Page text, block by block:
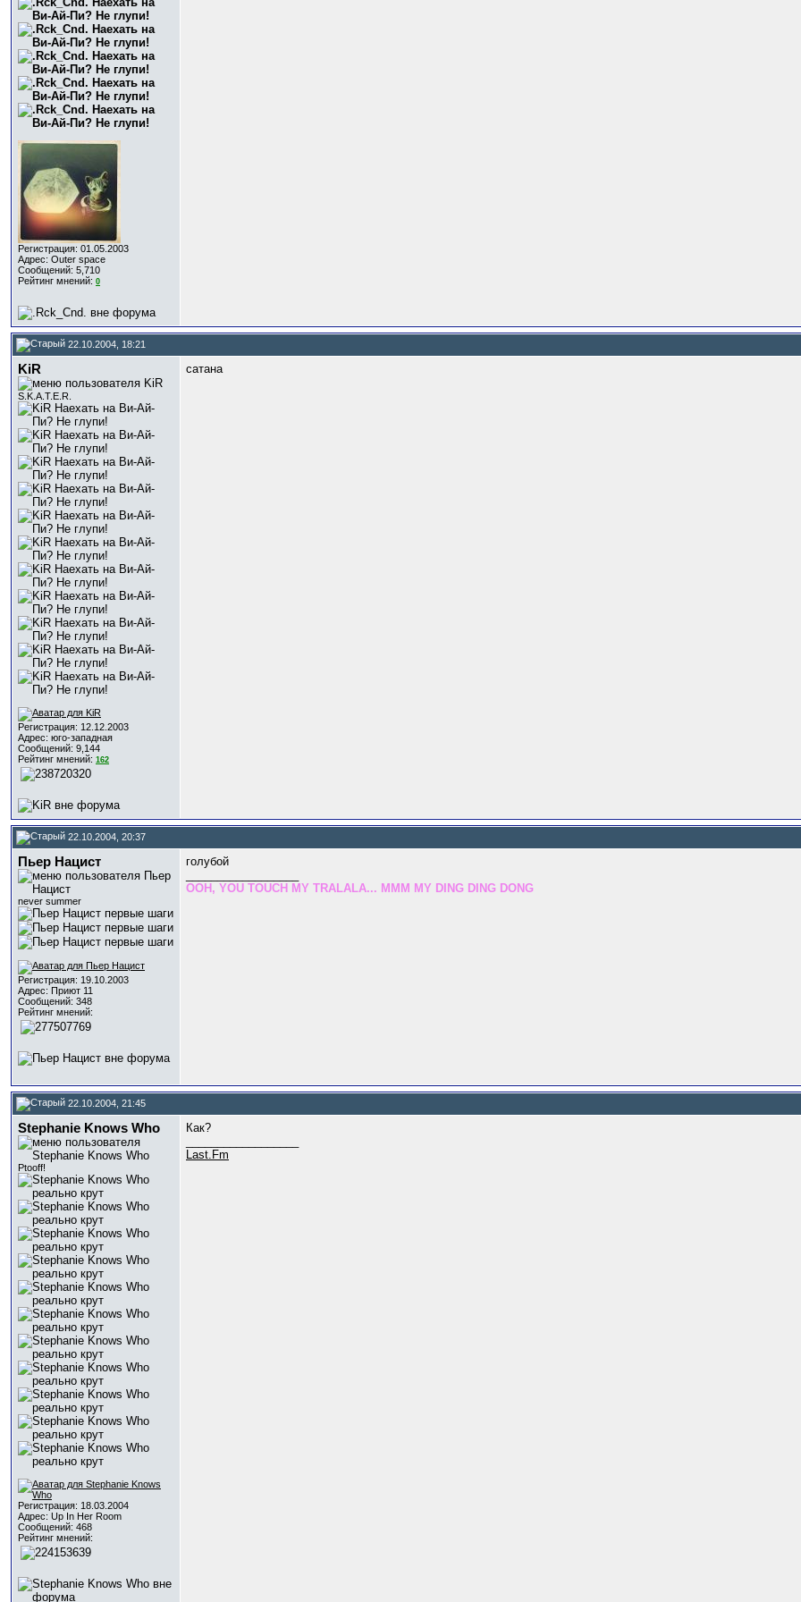
Регистрация: 01.05.2003
Адрес: Outer space
Сообщений: 5,710
Рейтинг мнений: 0
22.10.2004, 18:21
KiR
S.K.A.T.E.R.
Регистрация: 12.12.2003
Адрес: юго-западная
Сообщений: 9,144
Рейтинг мнений: 162
сатана
22.10.2004, 20:37
Пьер Нацист
never summer
Регистрация: 19.10.2003
Адрес: Приют 11
Сообщений: 348
Рейтинг мнений:
голубой
OOH, YOU TOUCH MY TRALALA... MMM MY DING DING DONG
22.10.2004, 21:45
Stephanie Knows Who
Ptooff!
Регистрация: 18.03.2004
Адрес: Up In Her Room
Сообщений: 468
Рейтинг мнений:
Как?
Last.Fm